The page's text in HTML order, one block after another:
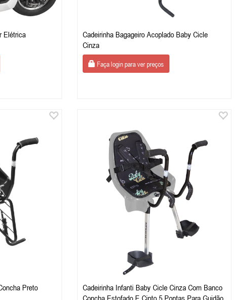
Elétrica
Cadeirinha Bagageiro Acoplado Baby Cicle
Cinza
Faça login para ver preços
Preto
Cadeirinha Infanti Baby Cicle Cinza Com Banco
Concha Estofado E Cinto 5 Pontas Para Guidão